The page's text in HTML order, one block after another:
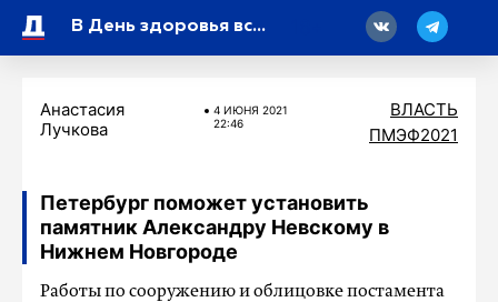
В День здоровья всех петербуржцев пригласили на марафон
Анастасия
Лучкова
4 ИЮНЯ 2021
22:46
ВЛАСТЬ
ПМЭФ2021
Петербург поможет установить
памятник Александру Невскому в
Нижнем Новгороде
Работы по сооружению и облицовке постамента